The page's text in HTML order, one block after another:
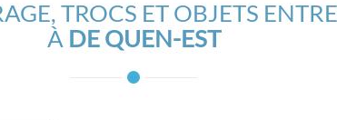
TROCS ET OBJETS
À DE QUEN-EST